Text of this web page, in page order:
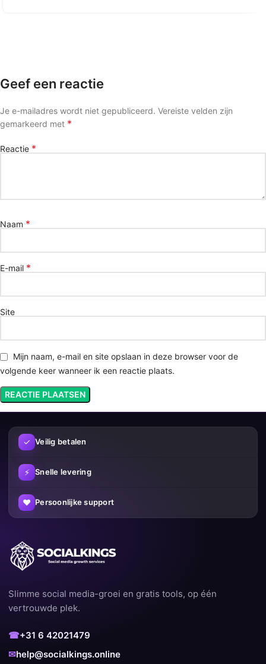
Geef een reactie
Je e-mailadres wordt niet gepubliceerd. Vereiste velden zijn
gemarkeerd met *
Reactie *
Naam *
E-mail *
Site
Mijn naam, e-mail en site opslaan in deze browser voor de
volgende keer wanneer ik een reactie plaats.
✓ Veilig betalen
⚡ Snelle levering
♥ Persoonlijke support
Slimme social media-groei en gratis tools, op één
vertrouwde plek.
☎+31 6 42021479
✉help@socialkings.online